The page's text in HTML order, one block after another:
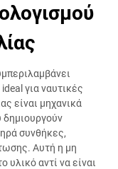
για ναυτικές
είναι μηχανικά
δημιουργούν
συνθήκες,
Αυτή η μη
υλικό αντί να είναι